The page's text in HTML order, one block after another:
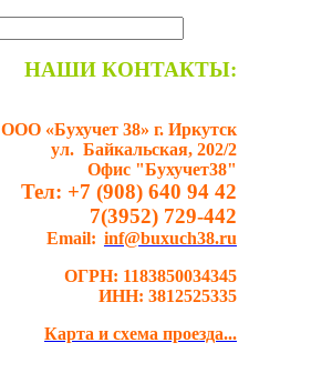
НАШИ КОНТАКТЫ:
ООО «Бухучет 38» г. Иркутск
ул. Байкальская, 202/2
Офис "Бухучет38"
Тел: +7 (908) 640 94 42
7(3952) 729-442
Email: inf@buxuch38.ru
ОГРН: 1183850034345
ИНН: 3812525335
Карта и схема проезда...